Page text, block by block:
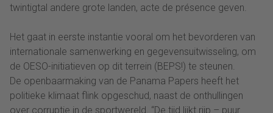
twintigtal andere grote landen, acte de présence geven.
Het gaat in eerste instantie vooral om het bevorderen van
internationale samenwerking en gegevensuitwisseling, om
de OESO-initiatieven op dit terrein (BEPS!) te steunen.
De openbaarmaking van de Panama Papers heeft het
politieke klimaat flink opgeschud, naast de onthullingen
over corruptie in de sportwereld. “De tijd lijkt rijp – puur